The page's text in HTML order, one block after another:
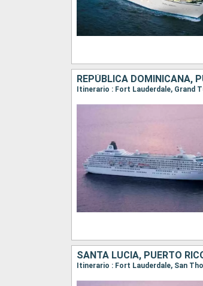
REPÚBLICA DOMINICANA,
Itinerario : Fort Lauderdale, Grand
SANTA LUCIA, PUERTO
Itinerario : Fort Lauderdale, San